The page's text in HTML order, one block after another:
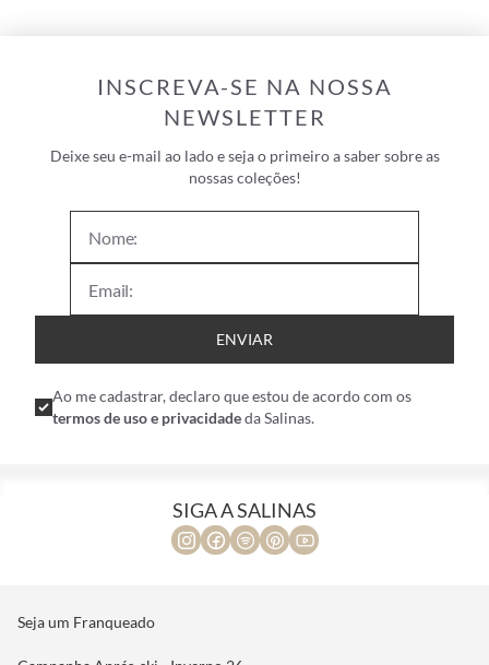
INSCREVA-SE NA NOSSA
NEWSLETTER
Deixe seu e-mail ao lado e seja o primeiro a saber sobre as
nossas coleções!
ENVIAR
Ao me cadastrar, declaro que estou de acordo com os
termos de uso e privacidadeda Salinas.
SIGA A SALINAS
Seja um Franqueado